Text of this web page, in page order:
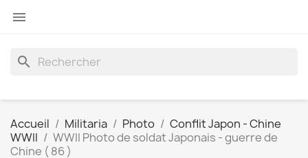

search
Accueil Militaria Photo
Conflit Japon - Chine
WWII
WWII Photo de soldat Japonais - guerre de
Chine ( 86 )